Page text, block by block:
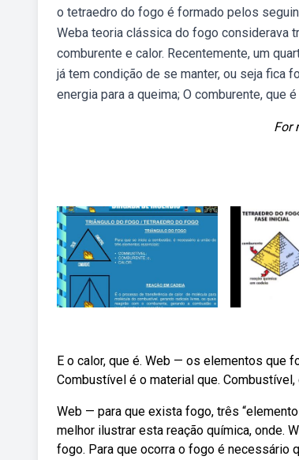
o tetraedro do fogo é formado pelos
Weba teoria clássica do fogo considerava
comburente e calor. Recentemente, um
já tem condição de se manter, ou seja fica
energia para a queima; O comburente, que
For
E o calor, que é. Web — os elementos que
Combustível é o material que.
Web — para que exista fogo, três
melhor ilustrar esta reação química, onde.
fogo. Para que ocorra o fogo é necessário